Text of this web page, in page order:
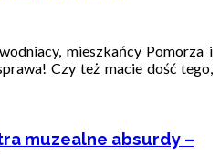
mieszkańcy Pomorza i
Czy też macie dość tego,
muzealne absurdy –